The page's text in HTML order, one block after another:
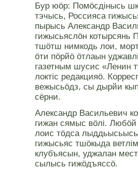
Бур юöр: Помöсдiнысь
тэчысь, Россияса
пырысь Александр
гижысьяслöн
тшöтш нимкодь лои,
öти пöрйö öтлаын
газетным шусис «Ленин
локтiс редакцияö.
вежысьöдз, сы дырйи
сёрни.
Александр Васильевич
гижан сямыс вöлi.
лоис тöдса
гижысьяс тшöкыда
клубъясын, уджалан
сылысь гижöдъяссö.